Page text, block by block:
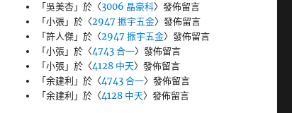
「吳美杏」於〈3006 晶豪科〉發佈留言
「小張」於〈2947 振宇五金〉發佈留言
「許人傑」於〈2947 振宇五金〉發佈留言
「小張」於〈4743 合一〉發佈留言
「小張」於〈4128 中天〉發佈留言
「余建利 」於〈4743 合一〉發佈留言
「余建利 」於〈4128 中天〉發佈留言